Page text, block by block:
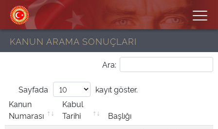
KANUN ARAMA SONUÇLARI
Ara:
Sayfada
kayıt göster.
Kanun
Numarası
Kabul
Tarihi
Başlığı